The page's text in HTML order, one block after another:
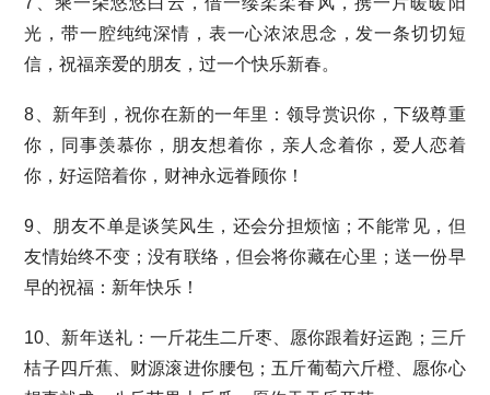
光，带一腔纯纯深情，表一心浓浓思念，发一条切切短
信，祝福亲爱的朋友，过一个快乐新春。
8、新年到，祝你在新的一年里：领导赏识你，下级尊重
你，同事羡慕你，朋友想着你，亲人念着你，爱人恋着
你，好运陪着你，财神永远眷顾你！
9、朋友不单是谈笑风生，还会分担烦恼；不能常见，但
友情始终不变；没有联络，但会将你藏在心里；送一份早
早的祝福：新年快乐！
10、新年送礼：一斤花生二斤枣、愿你跟着好运跑；三斤
桔子四斤蕉、财源滚进你腰包；五斤葡萄六斤橙、愿你心